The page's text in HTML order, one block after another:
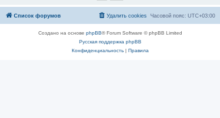
Список форумов Часовой пояс: UTC+03:00
Удалить cookies
Создано на основе phpBB® Forum Software © phpBB Limited
Русская поддержка phpBB
Конфиденциальность| Правила